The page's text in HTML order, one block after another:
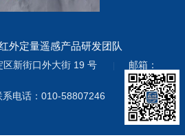
外定量遥感产品研发团队
区新街口外大街 19 号 邮箱：
系电话：010-58807246